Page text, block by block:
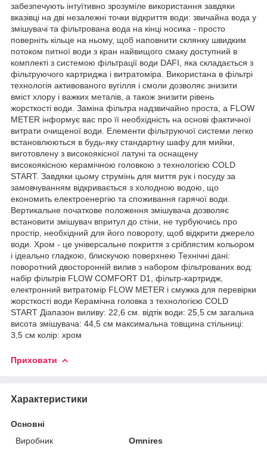
забезпечують інтуїтивно зрозуміле використання завдяки
вказівці на дві незалежні точки відкриття води: звичайна вода у
змішувачі та фільтрована вода на кінці носика - просто
поверніть кільце на ньому, щоб наповнити склянку швидким
потоком питної води з кран найвищого смаку доступний в
комплекті з системою фільтрації води DAFI, яка складається з
фільтруючого картриджа і витратоміра. Використана в фільтрі
технологія активованого вугілля і смоли дозволяє знизити
вміст хлору і важких металів, а також знизити рівень
жорсткості води. Заміна фільтра надзвичайно проста, а FLOW
METER інформує вас про її необхідність на основі фактичної
витрати очищеної води. Елементи фільтруючої системи легко
встановлюються в будь-яку стандартну шафу для мийки,
виготовлену з високоякісної латуні та оснащену
високоякісною керамічною головкою з технологією COLD
START. Завдяки цьому струмінь для миття рук і посуду за
замовчуванням відкривається з холодною водою, що
економить електроенергію та споживання гарячої води.
Вертикальне початкове положення змішувача дозволяє
встановити змішувач впритул до стіни, не турбуючись про
простір, необхідний для його повороту, щоб відкрити джерело
води. Хром - це універсальне покриття з сріблястим кольором
і ідеально гладкою, блискучою поверхнею Технічні дані:
поворотний двосторонній вилив з набором фільтрованих вод:
набір фільтрів FLOW COMFORT D1, фільтр-картридж,
електронний витратомір FLOW METER і смужка для перевірки
жорсткості води Керамічна головка з технологією COLD
START Діапазон виливу: 22,6 см. відтік води: 25,5 см загальна
висота змішувача: 44,5 см максимальна товщина стільниці:
3,5 см колір: хром
Приховати
Характеристики
Основні
Виробник
Omnires